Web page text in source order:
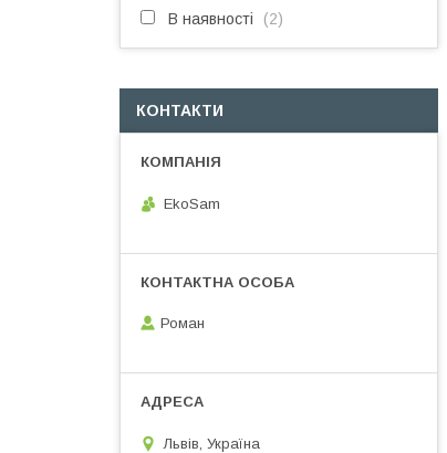
В наявності 2
КОНТАКТИ
EkoSam
Роман
Львів, Україна